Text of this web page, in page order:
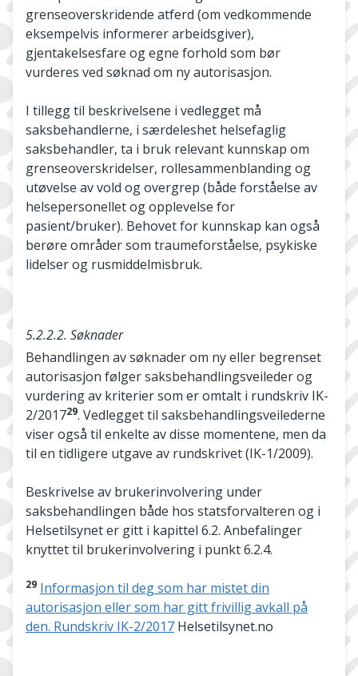
grenseoverskridende atferd (om vedkommende
eksempelvis informerer arbeidsgiver),
gjentakelsesfare og egne forhold som bør
vurderes ved søknad om ny autorisasjon.
I tillegg til beskrivelsene i vedlegget må
saksbehandlerne, i særdeleshet helsefaglig
saksbehandler, ta i bruk relevant kunnskap om
grenseoverskridelser, rollesammenblanding og
utøvelse av vold og overgrep (både forståelse av
helsepersonellet og opplevelse for
pasient/bruker). Behovet for kunnskap kan også
berøre områder som traumeforståelse, psykiske
lidelser og rusmiddelmisbruk.
5.2.2.2. Søknader
Behandlingen av søknader om ny eller begrenset
autorisasjon følger saksbehandlingsveileder og
vurdering av kriterier som er omtalt i rundskriv IK-
2/201729. Vedlegget til saksbehandlingsveilederne
viser også til enkelte av disse momentene, men da
til en tidligere utgave av rundskrivet (IK-1/2009).
Beskrivelse av brukerinvolvering under
saksbehandlingen både hos statsforvalteren og i
Helsetilsynet er gitt i kapittel 6.2. Anbefalinger
knyttet til brukerinvolvering i punkt 6.2.4.
29 Informasjon til deg som har mistet din
autorisasjon eller som har gitt frivillig avkall på
den. Rundskriv IK-2/2017 Helsetilsynet.no